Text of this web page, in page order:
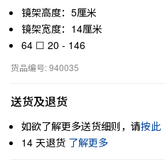
镜架高度：5厘米
镜架宽度：14厘米
64 ☐ 20 - 146
货品编号: 940035
送货及退货
如欲了解更多送货细则，请按此
14 天退货 了解更多